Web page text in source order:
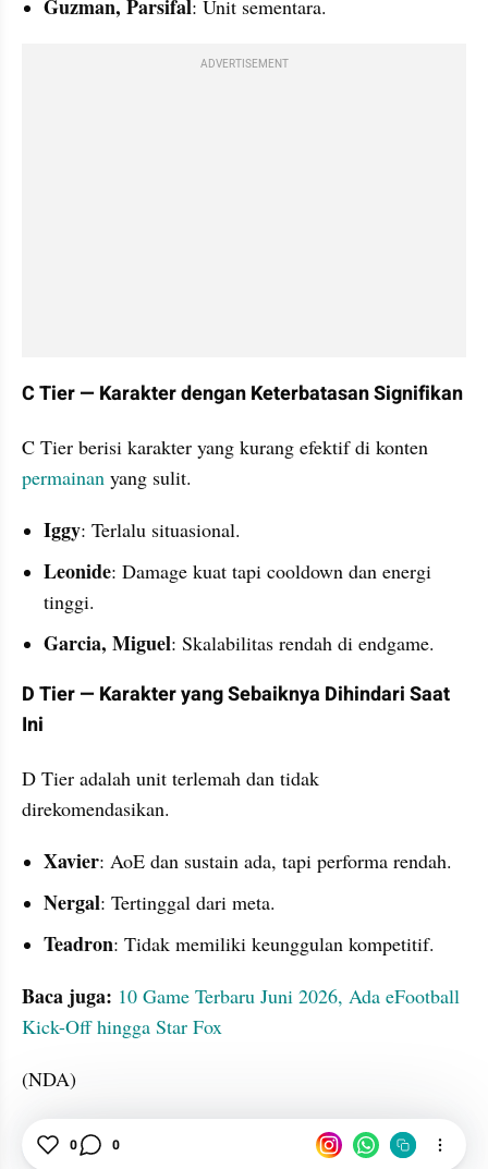
Guzman, Parsifal: Unit sementara.
ADVERTISEMENT
C Tier — Karakter dengan Keterbatasan Signifikan
permainan yang sulit.
Iggy: Terlalu situasional.
Leonide: Damage kuat tapi cooldown dan energi
tinggi.
Garcia, Miguel: Skalabilitas rendah di endgame.
D Tier — Karakter yang Sebaiknya Dihindari Saat
Ini
D Tier adalah unit terlemah dan tidak
direkomendasikan.
Xavier: AoE dan sustain ada, tapi performa rendah.
Nergal: Tertinggal dari meta.
Teadron: Tidak memiliki keunggulan kompetitif.
Baca juga: 10 Game Terbaru Juni 2026, Ada eFootball
Kick-Off hingga Star Fox
(NDA)
Game Karakter
0 0